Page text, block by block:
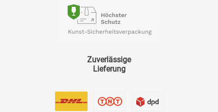
Zuverlässige
Lieferung